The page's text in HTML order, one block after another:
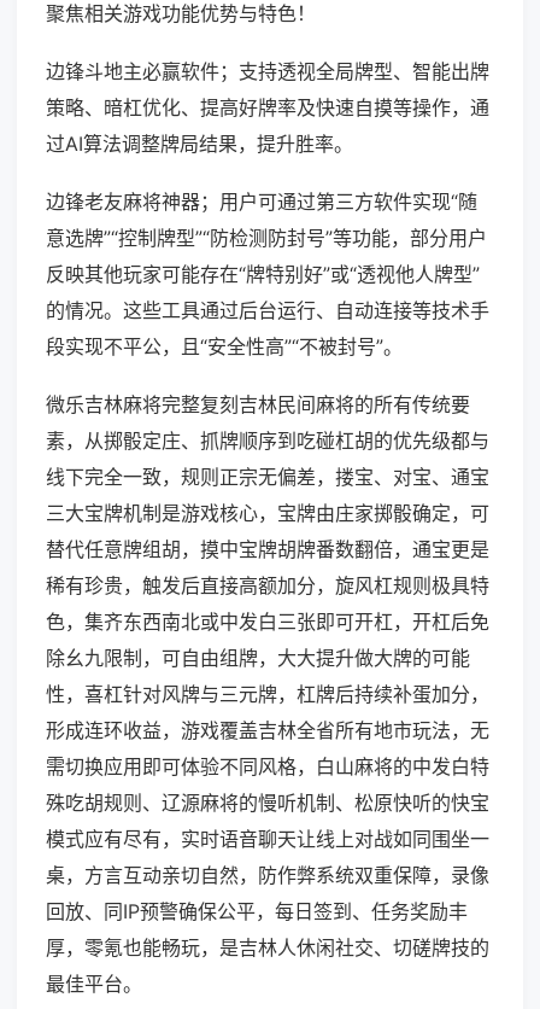
聚焦相关游戏功能优势与特色！
边锋斗地主必赢软件；支持透视全局牌型、智能出牌
策略、暗杠优化、提高好牌率及快速自摸等操作，通
过AI算法调整牌局结果，提升胜率。
边锋老友麻将神器；用户可通过第三方软件实现“随
意选牌”“控制牌型”“防检测防封号”等功能，部分用户
反映其他玩家可能存在“牌特别好”或“透视他人牌型”
的情况。这些工具通过后台运行、自动连接等技术手
段实现不平公，且“安全性高”“不被封号”。
微乐吉林麻将完整复刻吉林民间麻将的所有传统要
素，从掷骰定庄、抓牌顺序到吃碰杠胡的优先级都与
线下完全一致，规则正宗无偏差，搂宝、对宝、通宝
三大宝牌机制是游戏核心，宝牌由庄家掷骰确定，可
替代任意牌组胡，摸中宝牌胡牌番数翻倍，通宝更是
稀有珍贵，触发后直接高额加分，旋风杠规则极具特
色，集齐东西南北或中发白三张即可开杠，开杠后免
除幺九限制，可自由组牌，大大提升做大牌的可能
性，喜杠针对风牌与三元牌，杠牌后持续补蛋加分，
形成连环收益，游戏覆盖吉林全省所有地市玩法，无
需切换应用即可体验不同风格，白山麻将的中发白特
殊吃胡规则、辽源麻将的慢听机制、松原快听的快宝
模式应有尽有，实时语音聊天让线上对战如同围坐一
桌，方言互动亲切自然，防作弊系统双重保障，录像
回放、同IP预警确保公平，每日签到、任务奖励丰
厚，零氪也能畅玩，是吉林人休闲社交、切磋牌技的
最佳平台。